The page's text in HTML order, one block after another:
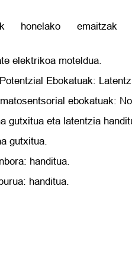
honelako emaitzak
elektrikoa moteldua.
Ebokatuak:
ebokatuak:
gutxitua eta latentzia
gutxitua.
handitua.
handitua.